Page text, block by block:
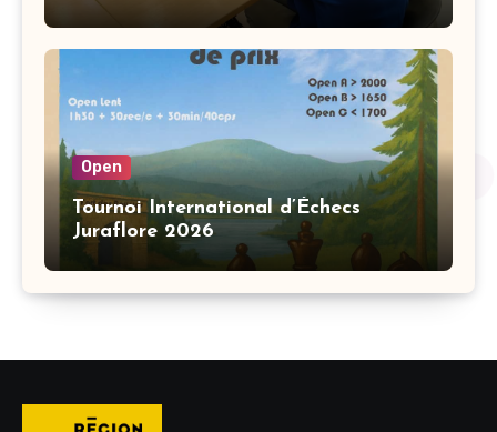
Open
Tournoi International d’Échecs
Juraflore 2026